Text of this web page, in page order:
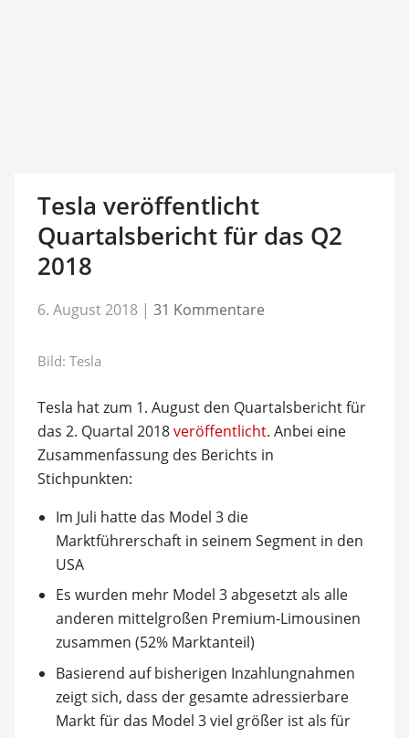
Tesla veröffentlicht
Quartalsbericht für das Q2
2018
6. August 2018 | 31 Kommentare
Bild: Tesla
Tesla hat zum 1. August den Quartalsbericht für
das 2. Quartal 2018veröffentlicht. Anbei eine
Zusammenfassung des Berichts in
Stichpunkten:
Im Juli hatte das Model 3 die
Marktführerschaft in seinem Segment in den
USA
Es wurden mehr Model 3 abgesetzt als alle
anderen mittelgroßen Premium-Limousinen
zusammen (52% Marktanteil)
Basierend auf bisherigen Inzahlungnahmen
zeigt sich, dass der gesamte adressierbare
Markt für das Model 3 viel größer ist als für